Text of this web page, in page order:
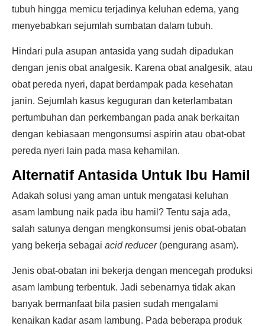
tubuh hingga memicu terjadinya keluhan edema, yang
menyebabkan sejumlah sumbatan dalam tubuh.
Hindari pula asupan antasida yang sudah dipadukan
dengan jenis obat analgesik. Karena obat analgesik, atau
obat pereda nyeri, dapat berdampak pada kesehatan
janin. Sejumlah kasus keguguran dan keterlambatan
pertumbuhan dan perkembangan pada anak berkaitan
dengan kebiasaan mengonsumsi aspirin atau obat-obat
pereda nyeri lain pada masa kehamilan.
Alternatif Antasida Untuk Ibu Hamil
Adakah solusi yang aman untuk mengatasi keluhan
asam lambung naik pada ibu hamil? Tentu saja ada,
salah satunya dengan mengkonsumsi jenis obat-obatan
yang bekerja sebagai acid reducer(pengurang asam).
Jenis obat-obatan ini bekerja dengan mencegah produksi
asam lambung terbentuk. Jadi sebenarnya tidak akan
banyak bermanfaat bila pasien sudah mengalami
kenaikan kadar asam lambung. Pada beberapa produk